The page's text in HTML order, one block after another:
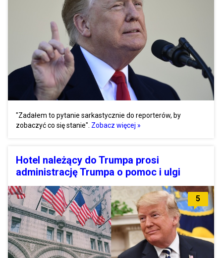
"Zadałem to pytanie sarkastycznie do reporterów, by
zobaczyć co się stanie". Zobacz więcej »
Hotel należący do Trumpa prosi
administrację Trumpa o pomoc i ulgi
5